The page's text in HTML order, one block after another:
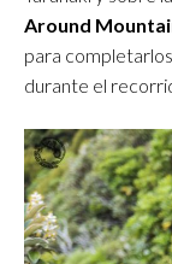
Around
para
durante el